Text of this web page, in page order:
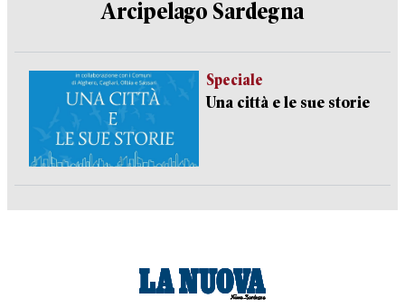
Arcipelago Sardegna
Speciale
Una città e le sue storie